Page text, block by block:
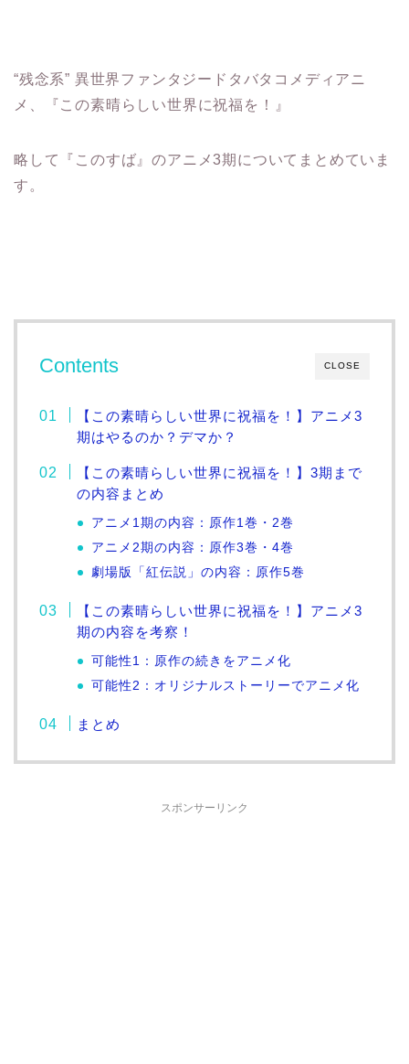
“残念系” 異世界ファンタジードタバタコメディアニ
メ、『この素晴らしい世界に祝福を！』
略して『このすば』のアニメ3期についてまとめていま
す。
CLOSE
Contents
【この素晴らしい世界に祝福を！】アニメ3
期はやるのか？デマか？
【この素晴らしい世界に祝福を！】3期まで
の内容まとめ
アニメ1期の内容：原作1巻・2巻
アニメ2期の内容：原作3巻・4巻
劇場版「紅伝説」の内容：原作5巻
【この素晴らしい世界に祝福を！】アニメ3
期の内容を考察！
可能性1：原作の続きをアニメ化
可能性2：オリジナルストーリーでアニメ化
まとめ
スポンサーリンク